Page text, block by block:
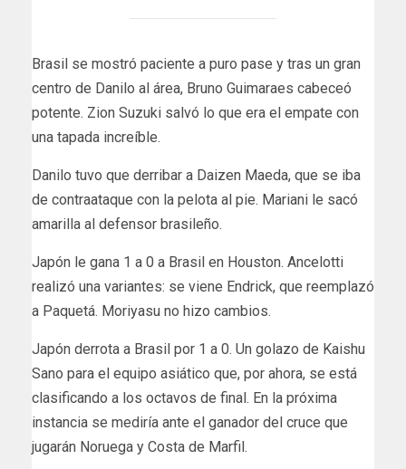
Brasil se mostró paciente a puro pase y tras un gran
centro de Danilo al área, Bruno Guimaraes cabeceó
potente. Zion Suzuki salvó lo que era el empate con
una tapada increíble.
Danilo tuvo que derribar a Daizen Maeda, que se iba
de contraataque con la pelota al pie. Mariani le sacó
amarilla al defensor brasileño.
Japón le gana 1 a 0 a Brasil en Houston. Ancelotti
realizó una variantes: se viene Endrick, que reemplazó
a Paquetá. Moriyasu no hizo cambios.
Japón derrota a Brasil por 1 a 0. Un golazo de Kaishu
Sano para el equipo asiático que, por ahora, se está
clasificando a los octavos de final. En la próxima
instancia se mediría ante el ganador del cruce que
jugarán Noruega y Costa de Marfil.